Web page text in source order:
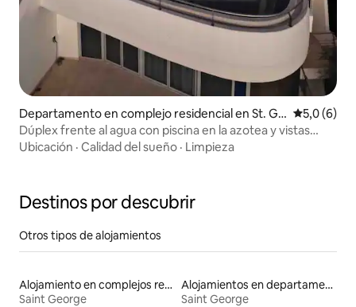
Departamento en complejo residencial en St. Ge
orge's
5,0 (6)
Dúplex frente al agua con piscina en la azotea y vistas
impresionantes
Ubicación · Calidad del sueño · Limpieza
Destinos por descubrir
Otros tipos de alojamientos
Alojamiento en complejos residenciales
Saint George
Alojamientos en departamentos con servicios incluidos
Saint George